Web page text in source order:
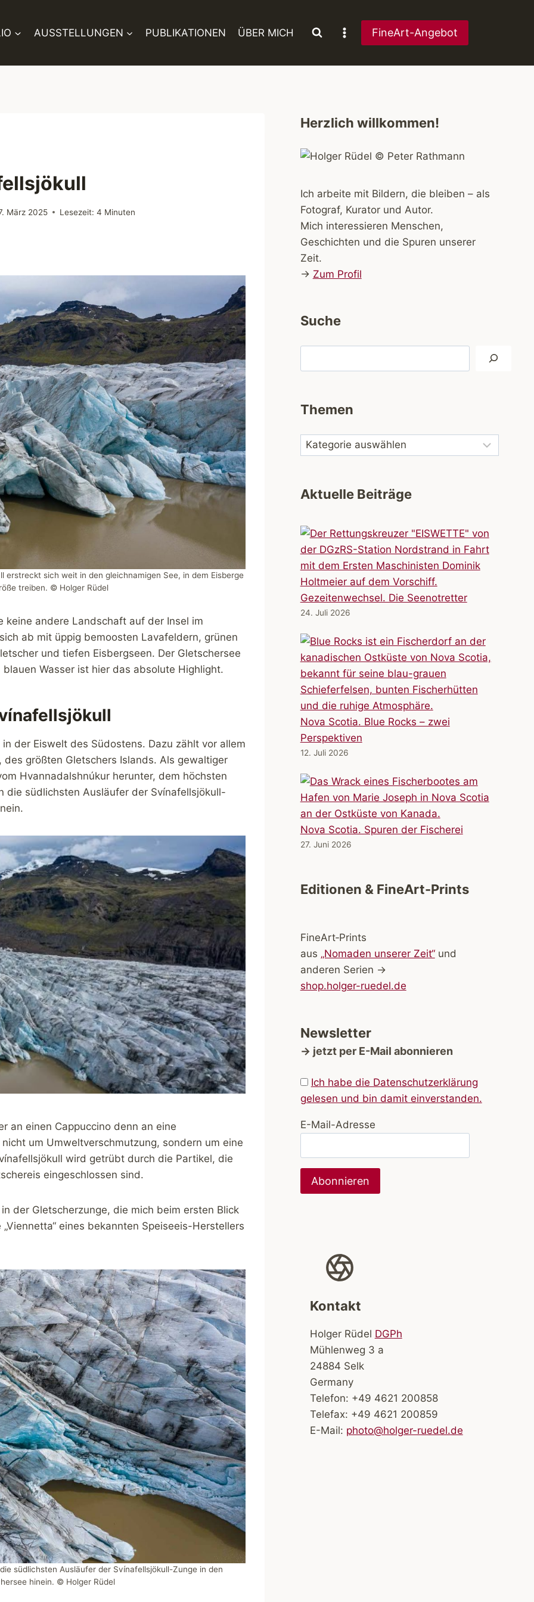
AUSSTELLUNGEN PUBLIKATIONEN ÜBER MICH FineArt-Angebot
März 2025 Lesezeit: 4 Minuten
erstreckt sich weit in den gleichnamigen See, in dem Eisberge
treiben. © Holger Rüdel
andere Landschaft auf der Insel im
ab mit üppig bemoosten Lavafeldern, grünen
und tiefen Eisbergseen. Der Gletschersee
Wasser ist hier das absolute Highlight.
der Eiswelt des Südostens. Dazu zählt vor allem
größten Gletschers Islands. Als gewaltiger
Hvannadalshnúkur herunter, dem höchsten
die südlichsten Ausläufer der Svínafellsjökull-
an einen Cappuccino denn an eine
um Umweltverschmutzung, sondern um eine
wird getrübt durch die Partikel, die
eingeschlossen sind.
der Gletscherzunge, die mich beim ersten Blick
eines bekannten Speiseeis-Herstellers
südlichsten Ausläufer der Svínafellsjökull-Zunge in den
hinein. © Holger Rüdel
Herzlich willkommen!
Ich arbeite mit Bildern, die bleiben – als
Fotograf, Kurator und Autor.
Mich interessieren Menschen,
Geschichten und die Spuren unserer
Zeit.
→ Zum Profil
Suche
Themen
Aktuelle Beiträge
Gezeitenwechsel. Die Seenotretter
24. Juli 2026
Nova Scotia. Blue Rocks – zwei
Perspektiven
12. Juli 2026
Nova Scotia. Spuren der Fischerei
27. Juni 2026
Editionen & FineArt-Prints
FineArt‑Prints
aus „Nomaden unserer Zeit“und
anderen Serien →
shop.holger-ruedel.de
Newsletter
→ jetzt per E-Mail abonnieren
Ich habe die Datenschutzerklärung
gelesen und bin damit einverstanden.
E-Mail-Adresse
Kontakt
Holger Rüdel DGPh
Mühlenweg 3 a
24884 Selk
Germany
Telefon: +49 4621 200858
Telefax: +49 4621 200859
E-Mail: photo@holger-ruedel.de